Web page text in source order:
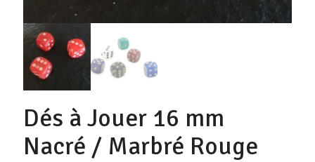
Dés à Jouer 16 mm
Nacré / Marbré Rouge